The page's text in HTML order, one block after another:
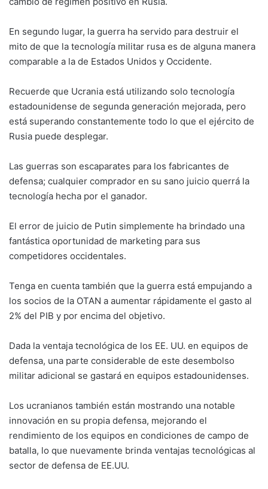
En segundo lugar, la guerra ha servido para destruir el
mito de que la tecnología militar rusa es de alguna manera
comparable a la de Estados Unidos y Occidente.
Recuerde que Ucrania está utilizando solo tecnología
estadounidense de segunda generación mejorada, pero
está superando constantemente todo lo que el ejército de
Rusia puede desplegar.
Las guerras son escaparates para los fabricantes de
defensa; cualquier comprador en su sano juicio querrá la
tecnología hecha por el ganador.
El error de juicio de Putin simplemente ha brindado una
fantástica oportunidad de marketing para sus
competidores occidentales.
Tenga en cuenta también que la guerra está empujando a
los socios de la OTAN a aumentar rápidamente el gasto al
2% del PIB y por encima del objetivo.
Dada la ventaja tecnológica de los EE. UU. en equipos de
defensa, una parte considerable de este desembolso
militar adicional se gastará en equipos estadounidenses.
Los ucranianos también están mostrando una notable
innovación en su propia defensa, mejorando el
rendimiento de los equipos en condiciones de campo de
batalla, lo que nuevamente brinda ventajas tecnológicas al
sector de defensa de EE.UU.